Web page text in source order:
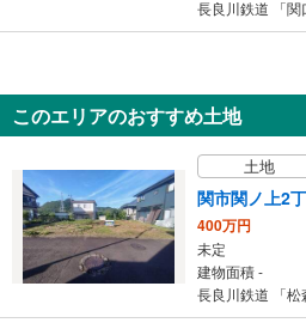
長良川鉄道 「
関市平賀町4丁
建物面積 82.5m2
長良川鉄道 「関
このエリアのおすすめ土地
土地
関市関ノ上2
400万円
未定
建物面積 -
長良川鉄道 「